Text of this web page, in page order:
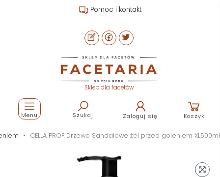
Pomoc i kontakt
Sklep dla facetów
Szukaj Zaloguj się Koszyk
Menu
CELLA PROF Drzewo Sandałowe żel przed goleniem XL500ml